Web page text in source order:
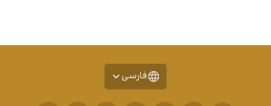
فارسی